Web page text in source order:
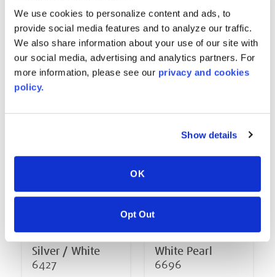
We use cookies to personalize content and ads, to
provide social media features and to analyze our traffic.
We also share information about your use of our site with
our social media, advertising and analytics partners. For
more information, please see our privacy and cookies
policy.
Show details
OK
Opt Out
Midnight Opal
6878
Oceanwave Opal
6811
Silver / White
6427
White Pearl
6696